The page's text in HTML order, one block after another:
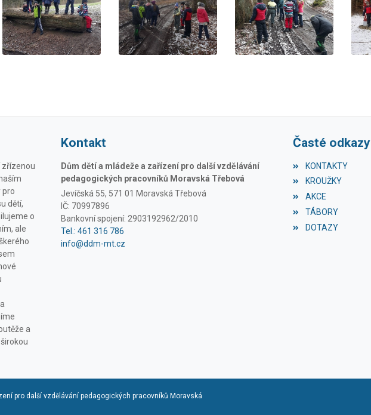
zřízenou
pro
dětí,
o
ale
a
Kontakt
Dům dětí a mládeže a zařízení pro další vzdělávání
pedagogických pracovníků Moravská Třebová
Jevíčská 55, 571 01 Moravská Třebová
IČ: 70997896
Bankovní spojení: 2903192962/2010
Tel.: 461 316 786
info@ddm-mt.cz
Časté odkazy
KONTAKTY
KROUŽKY
AKCE
TÁBORY
DOTAZY
pro další vzdělávání pedagogických pracovníků Moravská